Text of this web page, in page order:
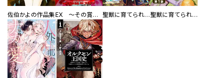
佐伯かよの作品集 EX ～その賞金稼ぎは、世界の出口を探す～【単行本版】 聖獣に育てられた少年の異世界ゆるり放浪記～神様からもらったチート魔法で、仲間たちとスローライフを満喫中～ 聖獣に育てられた少年の異世界ゆるり放浪記～神様からもらったチート魔法で、仲間たちとスローライフを満喫中～【分冊版】